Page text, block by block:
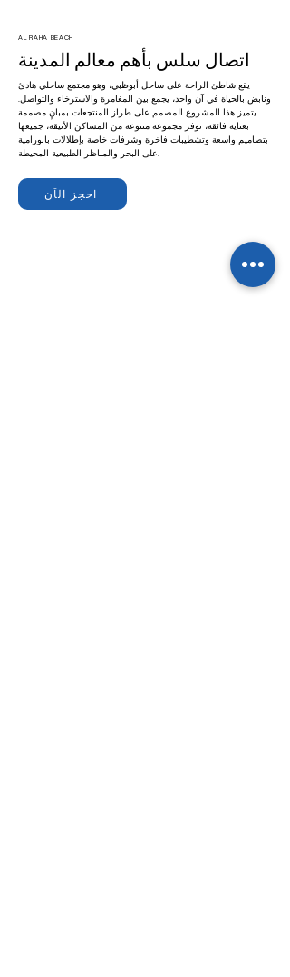
AL RAHA BEACH
اتصال سلس بأهم معالم المدينة
يقع شاطئ الراحة على ساحل أبوظبي، وهو مجتمع ساحلي هادئ
ونابض بالحياة في آن واحد، يجمع بين المغامرة والاسترخاء والتواصل.
يتميز هذا المشروع المصمم على طراز المنتجعات بمبانٍ مصممة
بعناية فائقة، توفر مجموعة متنوعة من المساكن الأنيقة، جميعها
بتصاميم واسعة وتشطيبات فاخرة وشرفات خاصة بإطلالات بانورامية
احجز الآن